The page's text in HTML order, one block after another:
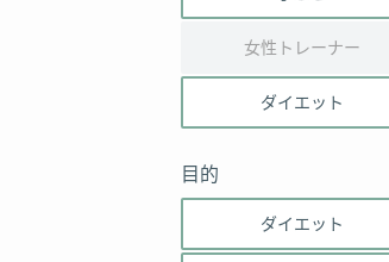
女性トレーナー
ダイエット
目的
ダイエット